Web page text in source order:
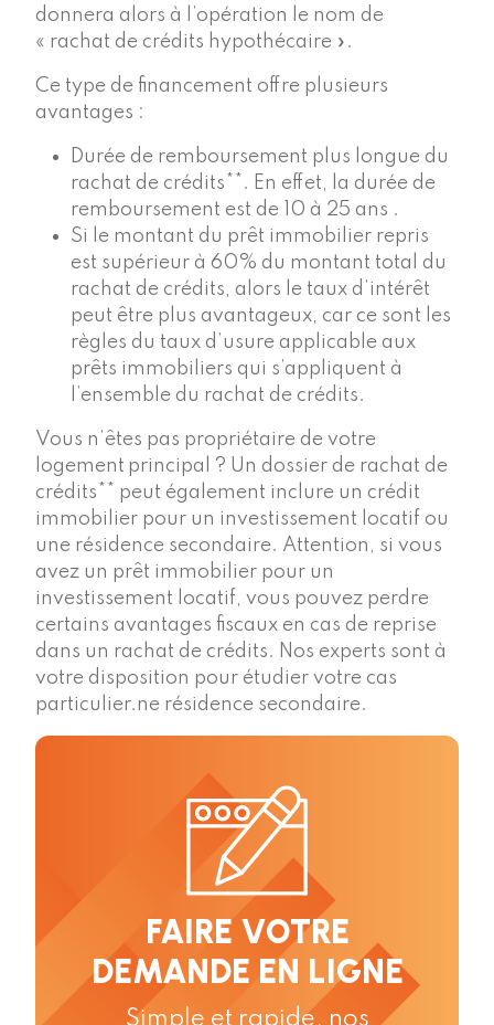
donnera alors à l’opération le nom de
« rachat de crédits hypothécaire ».
Ce type de financement offre plusieurs
avantages :
Durée de remboursement plus longue du
rachat de crédits**. En effet, la durée de
remboursement est de 10 à 25 ans .
Si le montant du prêt immobilier repris
est supérieur à 60% du montant total du
rachat de crédits, alors le taux d’intérêt
peut être plus avantageux, car ce sont les
règles du taux d’usure applicable aux
prêts immobiliers qui s’appliquent à
l’ensemble du rachat de crédits.
Vous n’êtes pas propriétaire de votre
logement principal ? Un dossier de rachat de
crédits** peut également inclure un crédit
immobilier pour un investissement locatif ou
une résidence secondaire. Attention, si vous
avez un prêt immobilier pour un
investissement locatif, vous pouvez perdre
certains avantages fiscaux en cas de reprise
dans un rachat de crédits. Nos experts sont à
votre disposition pour étudier votre cas
particulier.ne résidence secondaire.
FAIRE VOTRE
DEMANDE EN LIGNE
Simple et rapide, nos